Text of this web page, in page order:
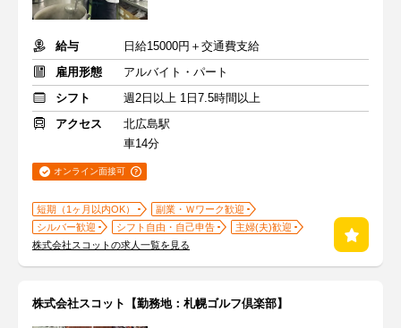
給与
日給15000円＋交通費支給
雇用形態
アルバイト・パート
シフト
週2日以上 1日7.5時間以上
アクセス
北広島駅
車14分
オンライン面接可
短期（1ヶ月以内OK）
副業・Ｗワーク歓迎
シルバー歓迎
シフト自由・自己申告
主婦(夫)歓迎
株式会社スコットの求人一覧を見る
株式会社スコット【勤務地：札幌ゴルフ倶楽部】